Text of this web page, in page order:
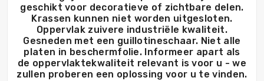
geschikt voor decoratieve of zichtbare delen.
Krassen kunnen niet worden uitgesloten.
Oppervlak zuivere industriële kwaliteit.
Gesneden met een guillotineschaar. Niet alle
platen in beschermfolie. Informeer apart als
de oppervlaktekwaliteit relevant is voor u - we
zullen proberen een oplossing voor u te vinden.